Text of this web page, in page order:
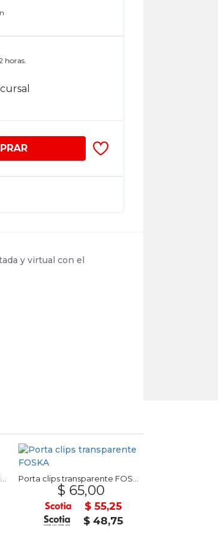
horas.
y virtual con el
$ 65,00
$ 55,25
$ 48,75